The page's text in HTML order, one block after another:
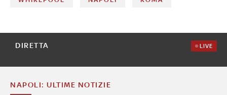
DIRETTA LIVE
NAPOLI: ULTIME NOTIZIE